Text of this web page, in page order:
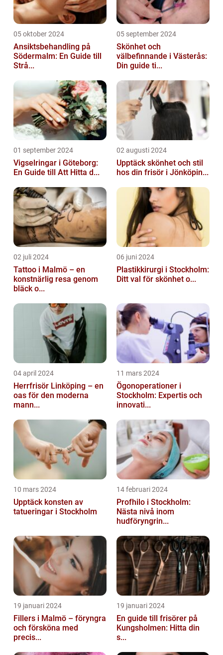
05 oktober 2024
Ansiktsbehandling på
Södermalm: En Guide till
Strå...
05 september 2024
Skönhet och
välbefinnande i Västerås:
Din guide ti...
01 september 2024
Vigselringar i Göteborg:
En Guide till Att Hitta d...
02 augusti 2024
Upptäck skönhet och stil
hos din frisör i Jönköpin...
02 juli 2024
Tattoo i Malmö – en
konstnärlig resa genom
bläck o...
06 juni 2024
Plastikkirurgi i Stockholm:
Ditt val för skönhet o...
04 april 2024
Herrfrisör Linköping – en
oas för den moderna
mann...
11 mars 2024
Ögonoperationer i
Stockholm: Expertis och
innovati...
10 mars 2024
Upptäck konsten av
tatueringar i Stockholm
14 februari 2024
Profhilo i Stockholm:
Nästa nivå inom
hudföryngrin...
19 januari 2024
Fillers i Malmö – föryngra
och försköna med
precis...
19 januari 2024
En guide till frisörer på
Kungsholmen: Hitta din
s...